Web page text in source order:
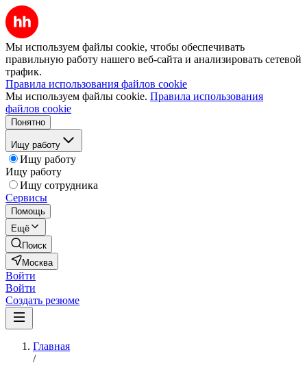
Мы используем файлы cookie, чтобы обеспечивать
правильную работу нашего веб-сайта и анализировать сетевой
трафик.
Правила использования файлов cookie
Мы используем файлы cookie. Правила использования
файлов cookie
Понятно
Ищу работу
Ищу работу
Ищу работу
Ищу сотрудника
Сервисы
Помощь
Ещё
Поиск
Москва
Войти
Войти
Создать резюме
Главная
/